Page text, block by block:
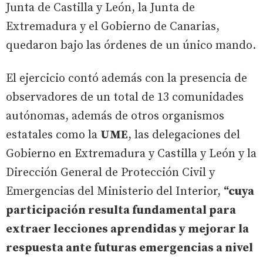
Junta de Castilla y León, la Junta de
Extremadura y el Gobierno de Canarias,
quedaron bajo las órdenes de un único mando.
El ejercicio contó además con la presencia de
observadores de un total de 13 comunidades
autónomas, además de otros organismos
estatales como la UME, las delegaciones del
Gobierno en Extremadura y Castilla y León y la
Dirección General de Protección Civil y
Emergencias del Ministerio del Interior, “cuya
participación resulta fundamental para
extraer lecciones aprendidas y mejorar la
respuesta ante futuras emergencias a nivel